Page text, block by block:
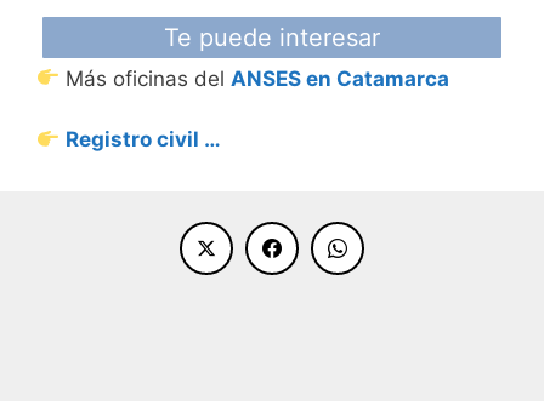
Te puede interesar
Más oficinas del ANSES en Catamarca
Registro civil …